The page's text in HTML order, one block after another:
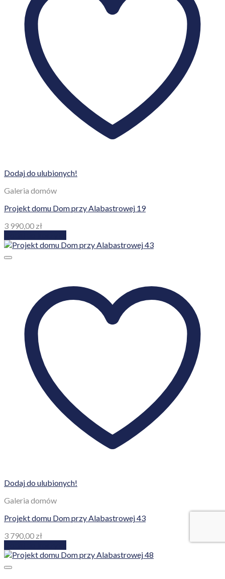
Dodaj do ulubionych!
Galeria domów
Projekt domu Dom przy Alabastrowej 19
3 990,00 zł
Dodaj do ulubionych!
Galeria domów
Projekt domu Dom przy Alabastrowej 43
3 790,00 zł